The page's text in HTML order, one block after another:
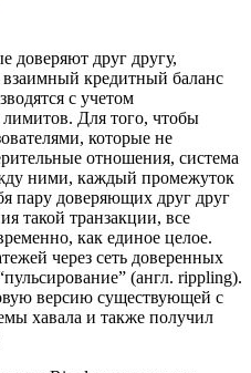
доверяют друг другу,
кредитный баланс
с учетом
Для того, чтобы
которые не
отношения, система
ними, каждый промежуток
пару доверяющих друг друг
такой транзакции, все
как единое целое.
через сеть доверенных
(англ. rippling).
версию существующей с
хавала и также получил